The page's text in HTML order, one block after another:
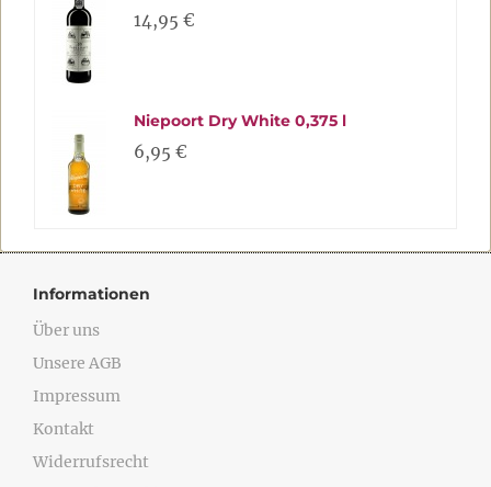
14,95 €
Niepoort Dry White 0,375 l
6,95 €
Informationen
Über uns
Unsere AGB
Impressum
Kontakt
Widerrufsrecht